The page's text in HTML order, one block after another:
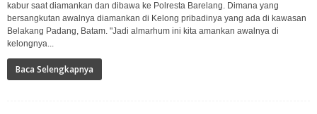
kabur saat diamankan dan dibawa ke Polresta Barelang. Dimana yang
bersangkutan awalnya diamankan di Kelong pribadinya yang ada di kawasan
Belakang Padang, Batam. "Jadi almarhum ini kita amankan awalnya di
kelongnya...
Baca Selengkapnya